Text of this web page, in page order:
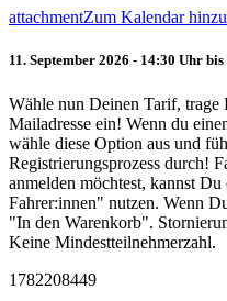
attachmentZum Kalendar
11. September 2026 - 14:30 Uhr
Wähle nun Deinen Tarif, trage
Mailadresse ein! Wenn du
wähle diese Option aus und
Registrierungsprozess durch!
anmelden möchtest, kannst
Fahrer:innen" nutzen. Wenn
"In den Warenkorb".
Keine Mindestteilnehmerzahl.
1782208449